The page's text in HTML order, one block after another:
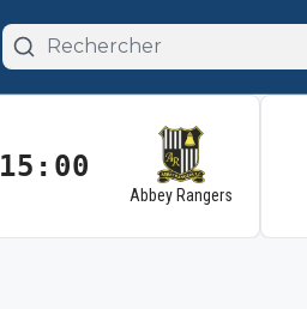
15:00
Abbey Rangers